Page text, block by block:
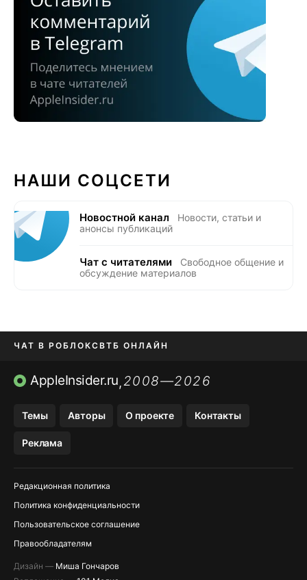
НАШИ СОЦСЕТИ
Новостной канал
Новости, статьи и
анонсы публикаций
Чат с читателями
Свободное общение и
обсуждение материалов
ЧАТ В РОБЛОКСВТБ ОНЛАЙН
ПРИЛОЖЕНИЯ APP STORE
AppleInsider.ru,2008—2026
Темы Авторы О проекте Контакты
Реклама
Редакционная политика
Политика конфиденциальности
Пользовательское соглашение
Правообладателям
Дизайн — Миша Гончаров